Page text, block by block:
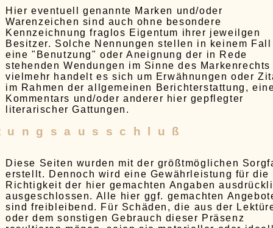
Hier eventuell genannte Marken und/oder
Warenzeichen sind auch ohne besondere
Kennzeichnung fraglos Eigentum ihrer jeweilgen
Besitzer. Solche Nennungen stellen in keinem Fall
eine "Benutzung" oder Aneignung der in Rede
stehenden Wendungen im Sinne des Markenrechts
vielmehr handelt es sich um Erwähnungen oder
im Rahmen der allgemeinen Berichterstattung,
Kommentars und/oder anderer hier gepflegter
literarischer Gattungen.
Diese Seiten wurden mit der größtmöglichen
erstellt. Dennoch wird eine Gewährleistung für die
Richtigkeit der hier gemachten Angaben
ausgeschlossen. Alle hier ggf. gemachten
sind freibleibend. Für Schäden, die aus der
oder dem sonstigen Gebrauch dieser Präsenz